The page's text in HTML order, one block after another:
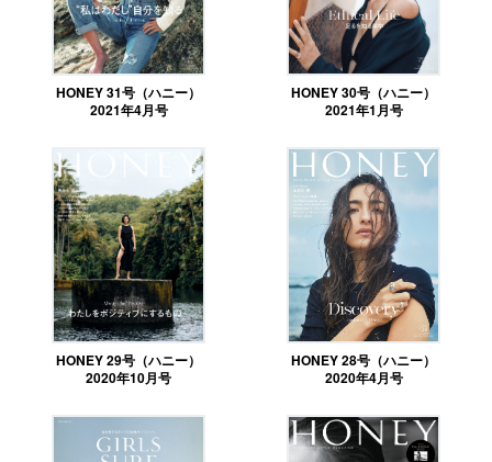
HONEY 31号（ハニー）
2021年4月号
HONEY 30号（ハニー）
2021年1月号
HONEY 29号（ハニー）
2020年10月号
HONEY 28号（ハニー）
2020年4月号